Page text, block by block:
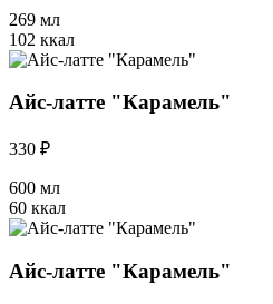
269 мл
102 ккал
Айс-латте "Карамель"
330 ₽
600 мл
60 ккал
Айс-латте "Карамель"